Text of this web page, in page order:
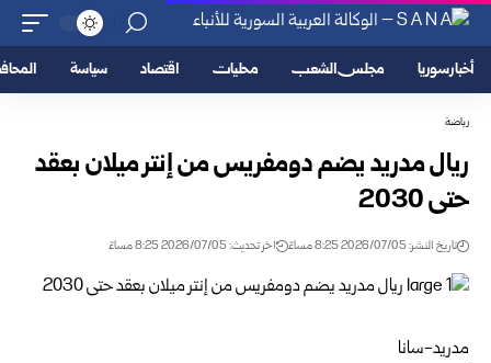
أخبار سوريا مجلس الشعب محليات اقتصاد سياسة
رياضة
ريال مدريد يضم دومفريس من إنتر ميلان بعقد
حتى 2030‏
تاريخ النشر: 2026/07/05 8:25 مساءً اخر تحديث: 2026/07/05 8:25 مساءً
مدريد-سانا‏